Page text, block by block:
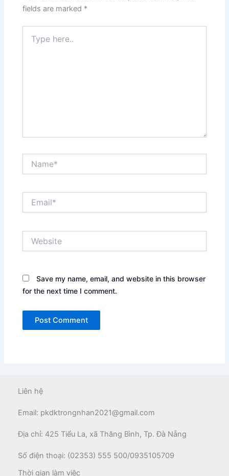
fields are marked *
here..
Save my name, email, and website in this browser
for the next time I comment.
Liên hệ
Email: pkdktrongnhan2021@gmail.com
Địa chỉ: 425 Tiểu La, xã Thăng Bình, Tp. Đà Nẵng
Số điện thoại: (02353) 555 500/0935105709
Thời gian làm việc